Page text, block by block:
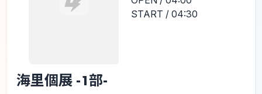
START / 04:30
海里個展 -1部-